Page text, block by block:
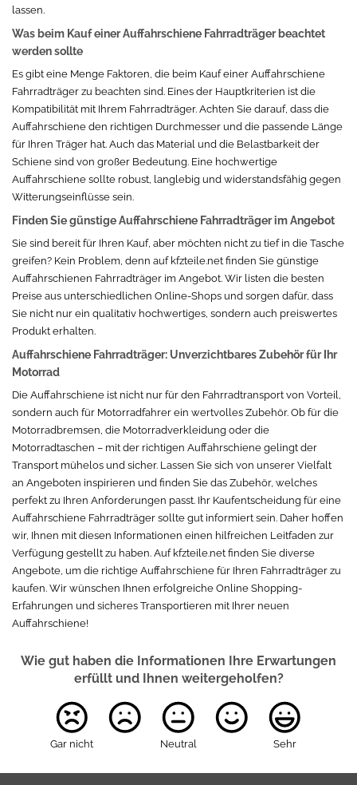
lassen.
Was beim Kauf einer Auffahrschiene Fahrradträger beachtet
werden sollte
Es gibt eine Menge Faktoren, die beim Kauf einer Auffahrschiene
Fahrradträger zu beachten sind. Eines der Hauptkriterien ist die
Kompatibilität mit Ihrem Fahrradträger. Achten Sie darauf, dass die
Auffahrschiene den richtigen Durchmesser und die passende Länge
für Ihren Träger hat. Auch das Material und die Belastbarkeit der
Schiene sind von großer Bedeutung. Eine hochwertige
Auffahrschiene sollte robust, langlebig und widerstandsfähig gegen
Witterungseinflüsse sein.
Finden Sie günstige Auffahrschiene Fahrradträger im Angebot
Sie sind bereit für Ihren Kauf, aber möchten nicht zu tief in die Tasche
greifen? Kein Problem, denn auf kfzteile.net finden Sie günstige
Auffahrschienen Fahrradträger im Angebot. Wir listen die besten
Preise aus unterschiedlichen Online-Shops und sorgen dafür, dass
Sie nicht nur ein qualitativ hochwertiges, sondern auch preiswertes
Produkt erhalten.
Auffahrschiene Fahrradträger: Unverzichtbares Zubehör für Ihr
Motorrad
Die Auffahrschiene ist nicht nur für den Fahrradtransport von Vorteil,
sondern auch für Motorradfahrer ein wertvolles Zubehör. Ob für die
Motorradbremsen, die Motorradverkleidung oder die
Motorradtaschen – mit der richtigen Auffahrschiene gelingt der
Transport mühelos und sicher. Lassen Sie sich von unserer Vielfalt
an Angeboten inspirieren und finden Sie das Zubehör, welches
perfekt zu Ihren Anforderungen passt. Ihr Kaufentscheidung für eine
Auffahrschiene Fahrradträger sollte gut informiert sein. Daher hoffen
wir, Ihnen mit diesen Informationen einen hilfreichen Leitfaden zur
Verfügung gestellt zu haben. Auf kfzteile.net finden Sie diverse
Angebote, um die richtige Auffahrschiene für Ihren Fahrradträger zu
kaufen. Wir wünschen Ihnen erfolgreiche Online Shopping-
Erfahrungen und sicheres Transportieren mit Ihrer neuen
Auffahrschiene!
Wie gut haben die Informationen Ihre Erwartungen
erfüllt und Ihnen weitergeholfen?
Gar nicht Neutral Sehr